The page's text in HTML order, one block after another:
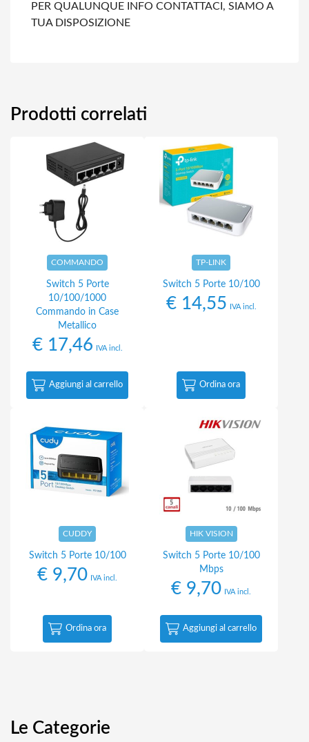
PER QUALUNQUE INFO CONTATTACI, SIAMO A
TUA DISPOSIZIONE
Prodotti correlati
COMMANDO
Switch 5 Porte
10/100/1000
Commando in Case
Metallico
€17,46 IVA incl.
Aggiungi al carrello
TP-LINK
Switch 5 Porte 10/100
€14,55 IVA incl.
Ordina ora
CUDDY
Switch 5 Porte 10/100
€ 9,70 IVA incl.
Ordina ora
HIK VISION
Switch 5 Porte 10/100
Mbps
€ 9,70 IVA incl.
Aggiungi al carrello
Le Categorie